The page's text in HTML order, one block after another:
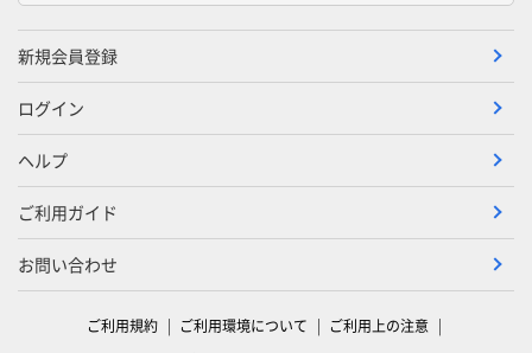
新規会員登録
ログイン
ヘルプ
ご利用ガイド
お問い合わせ
ご利用規約 ご利用環境について
ご利用上の注意